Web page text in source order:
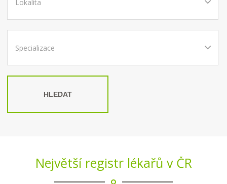
HLEDAT
Největší registr lékařů v ČR